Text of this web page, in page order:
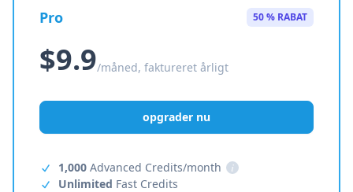
Pro 50 % RABAT
$9.9/måned, faktureret årligt
opgrader nu
1,000 Advanced Credits/month
i
Unlimited Fast Credits